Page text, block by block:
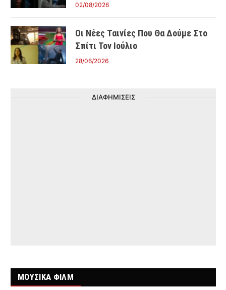
02/08/2026
Οι Νέες Ταινίες Που Θα Δούμε Στο
Σπίτι Τον Ιούλιο
28/06/2026
ΔΙΑΦΗΜΙΣΕΙΣ
ΜΟΥΣΙΚΑ ΦΙΛΜ